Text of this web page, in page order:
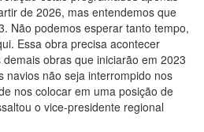
de 2026, mas entendemos que
Não podemos esperar tanto tempo,
Essa obra precisa acontecer
obras que iniciarão em 2023
navios não seja interrompido nos
nos colocar em uma posição de
o vice-presidente regional